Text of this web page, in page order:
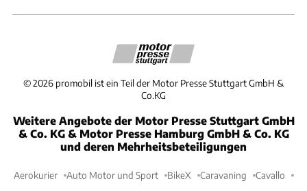
©2026 promobil ist ein Teil der Motor Presse Stuttgart GmbH &
Co.KG
Weitere Angebote der Motor Presse Stuttgart GmbH
& Co. KG & Motor Presse Hamburg GmbH & Co. KG
und deren Mehrheitsbeteiligungen
Aerokurier Auto Motor und Sport BikeX Caravaning Cavallo